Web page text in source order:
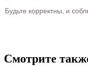
Будьте корректны, и
Смотрите